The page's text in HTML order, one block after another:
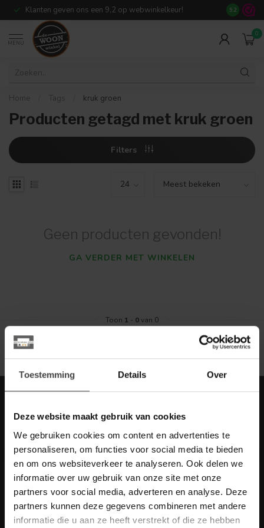
Toestemming Details Over
Deze website maakt gebruik van cookies
We gebruiken cookies om content en advertenties te
personaliseren, om functies voor social media te bieden
en om ons websiteverkeer te analyseren. Ook delen we
informatie over uw gebruik van onze site met onze
partners voor social media, adverteren en analyse. Deze
partners kunnen deze gegevens combineren met andere
informatie die u aan ze heeft verstrekt of die ze hebben
Klanten geven ons een 9,2 op webwinkelkeur! Meer dan
9.2
MENU
0
Home Tags kruk groen
Producten getagd met kruk groen
Filters
Geen producten gevonden!
GA VERDER MET WINKELEN
Toon 1 - 0van 0
Meer informatie
Heb je vragen over onze artikelen of jouw aankoop? Bekijk dan
de klantenservice pagina. Daar staan antwoorden op veel
scherpe acties